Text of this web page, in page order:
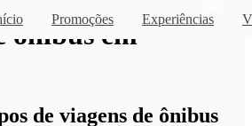
Promoções Experiências
ônibus em
de viagens de ônibus